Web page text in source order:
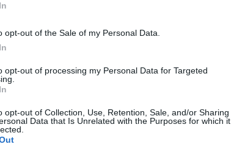
opt-out of the Sale of my Personal Data.
opt-out of processing my Personal Data for Targeted
opt-out of Collection, Use, Retention, Sale, and/or Sharing
Data that Is Unrelated with the Purposes for which it
di GalluraOggi.it
news da